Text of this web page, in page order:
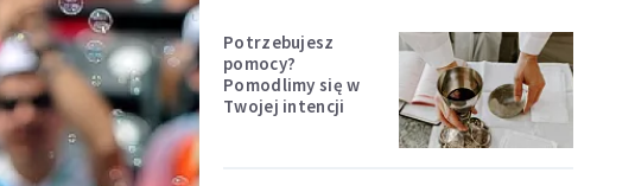
Potrzebujesz
pomocy?
Pomodlimy się w
Twojej intencji